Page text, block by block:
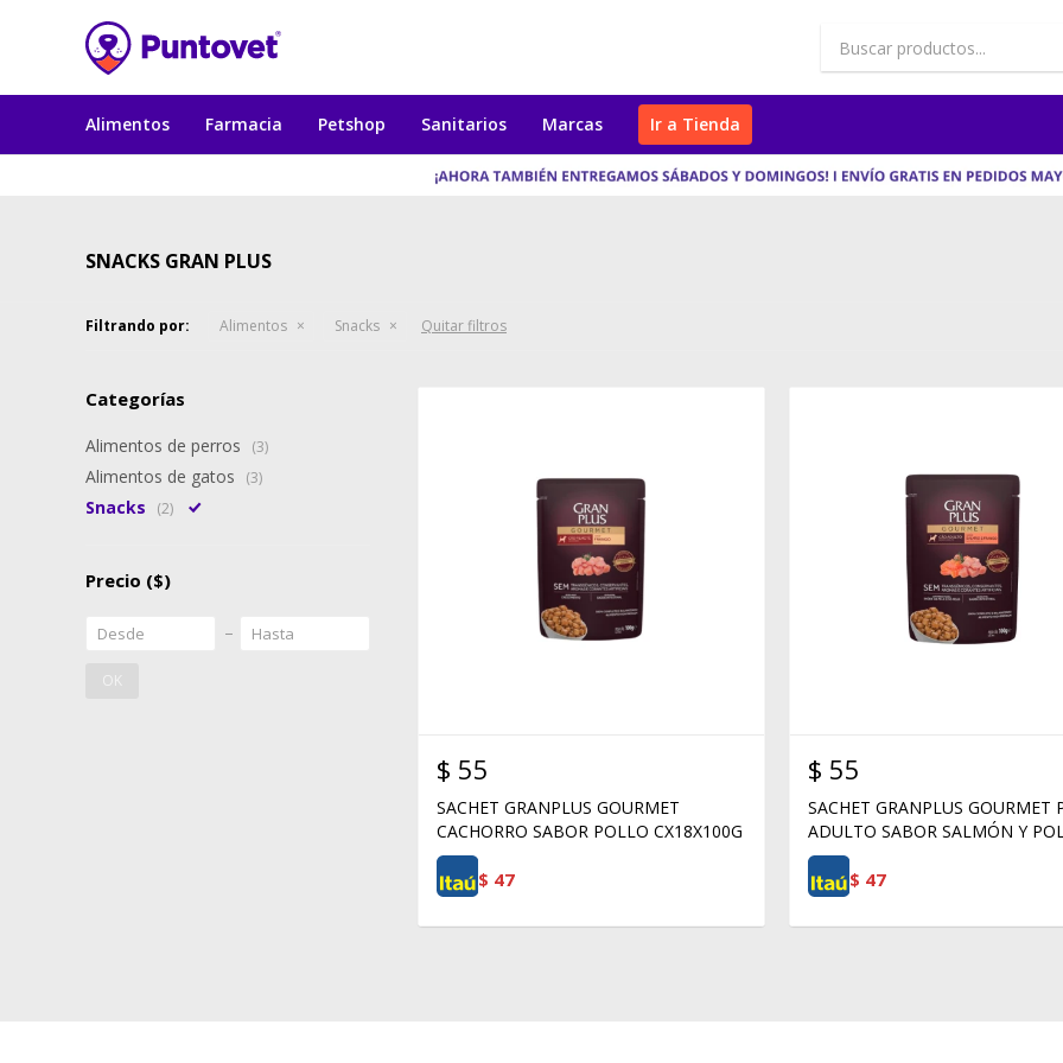
Alimentos Farmacia Petshop Sanitarios Marcas Ir a Tienda
SNACKS GRAN PLUS
Filtrando por: Alimentos Snacks Quitar filtros
$ 55
SACHET GRANPLUS GOURMET
CACHORRO SABOR POLLO CX18X100G
$ 47
$ 55
SACHET GRANPLUS GOURMET
ADULTO SABOR SALMÓN Y
$ 47
Categorías
Alimentos de perros (3)
Alimentos de gatos (3)
Snacks (2)
Precio ($)
OK